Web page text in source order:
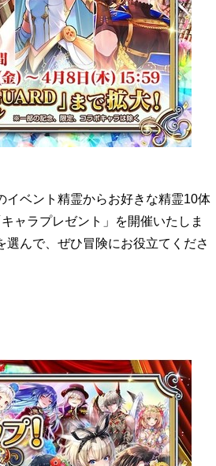
ベント精霊からお好きな精霊10体
ャラプレゼント」を開催いたしま
んで、ぜひ冒険にお役立てくださ